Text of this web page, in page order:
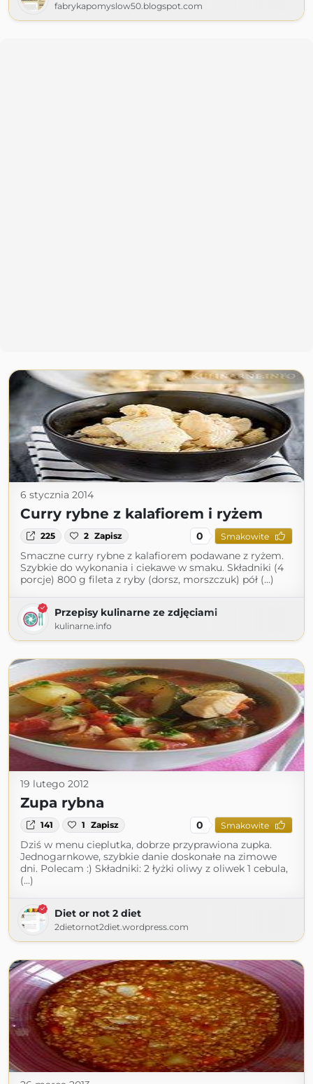
fabrykapomyslow50.blogspot.com
6 stycznia 2014
Curry rybne z kalafiorem i ryżem
225 2 Zapisz 0 Smakowite
Smaczne curry rybne z kalafiorem podawane z ryżem.
Szybkie do wykonania i ciekawe w smaku. Składniki (4
porcje) 800 g fileta z ryby (dorsz, morszczuk) pół (...)
Przepisy kulinarne ze zdjęciami
kulinarne.info
19 lutego 2012
Zupa rybna
141 1 Zapisz 0 Smakowite
Dziś w menu cieplutka, dobrze przyprawiona zupka.
Jednogarnkowe, szybkie danie doskonałe na zimowe
dni. Polecam :) Składniki: 2 łyżki oliwy z oliwek 1 cebula,
(...)
Diet or not 2 diet
2dietornot2diet.wordpress.com